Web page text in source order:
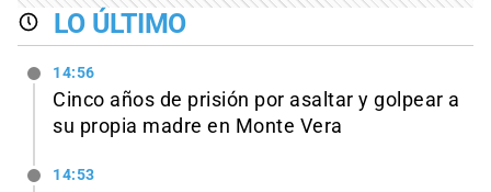
LO ÚLTIMO
14:56
Cinco años de prisión por asaltar y golpear a
su propia madre en Monte Vera
14:53